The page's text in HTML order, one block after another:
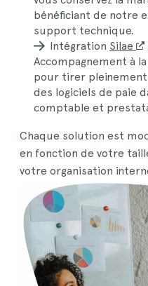
bénéficiant de notre
support technique.
Intégration Silae
l
f
Accompagnement à
pour tirer
des logiciels de paie
comptable et
Chaque solution est
en fonction de votre
votre organisation